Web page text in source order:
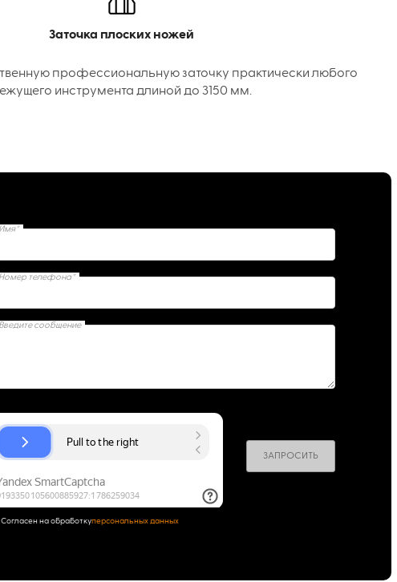
Заточка плоских ножей
профессиональную заточку практически любого
инструмента длиной до 3150 мм.
Имя*
Номер телефона*
Введите сообщение
ЗАПРОСИТЬ
Согласен на обработкуперсональных данных